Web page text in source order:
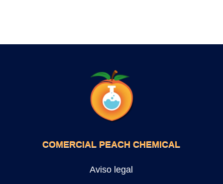
COMERCIAL PEACH CHEMICAL
Aviso legal